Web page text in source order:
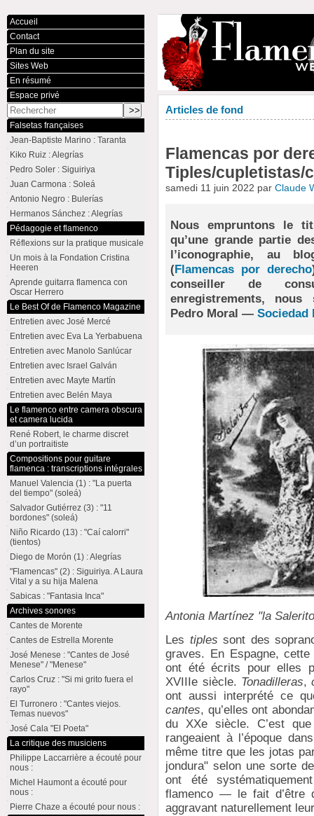
Articles de fond
Flamencas por
Tiples/cupletistas/
samedi 11 juin 2022 parClaude
Nous empruntons le
qu’une grande partie
l’iconographie, au
(Flamencas por derecho
conseiller de
enregistrements, nous
Pedro Moral —Sociedad
Antonia Martínez "la
Les tiples sont des
graves. En Espagne,
ont été écrits pour elles
XVIIIe siècle. Tonadilleras,
ont aussi interprété ce
cantes, qu’elles ont
du XXe siècle. C’est
rangeaient à l’époque
même titre que les jotas
jondura" selon une sorte
ont été
flamenco — le fait d’être
aggravant naturellement
Accueil
Contact
Plan du site
Sites Web
En résumé
Espace privé
Falsetas françaises
Jean-Baptiste Marino : Taranta
Kiko Ruiz : Alegrías
Pedro Soler : Siguiriya
Juan Carmona : Soleá
Antonio Negro : Bulerías
Hermanos Sánchez : Alegrías
Pédagogie et flamenco
Réflexions sur la pratique musicale
Un mois à la Fondation Cristina
Heeren
Aprende guitarra flamenca con
Oscar Herrero
Le Best Of de Flamenco Magazine
Entretien avec José Mercé
Entretien avec Eva La Yerbabuena
Entretien avec Manolo Sanlúcar
Entretien avec Israel Galván
Entretien avec Mayte Martín
Entretien avec Belén Maya
Le flamenco entre camera obscura
et camera lucida
René Robert, le charme discret
d’un portraitiste
Compositions pour guitare
flamenca : transcriptions intégrales
Manuel Valencia (1) : "La puerta
del tiempo" (soleá)
Salvador Gutiérrez (3) : "11
bordones" (soleá)
Niño Ricardo (13) : "Caí calorri"
(tientos)
Diego de Morón (1) : Alegrías
"Flamencas" (2) : Siguiriya. A Laura
Vital y a su hija Malena
Sabicas : "Fantasia Inca"
Archives sonores
Cantes de Morente
Cantes de Estrella Morente
José Menese : "Cantes de José
Menese" / "Menese"
Carlos Cruz : "Si mi grito fuera el
rayo"
El Turronero : "Cantes viejos.
Temas nuevos"
José Cala "El Poeta"
La critique des musiciens
Philippe Laccarrière a écouté pour
nous :
Michel Haumont a écouté pour
nous :
Pierre Chaze a écouté pour nous :